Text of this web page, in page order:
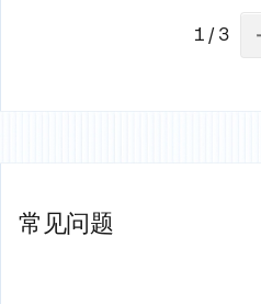
1 / 3
常见问题